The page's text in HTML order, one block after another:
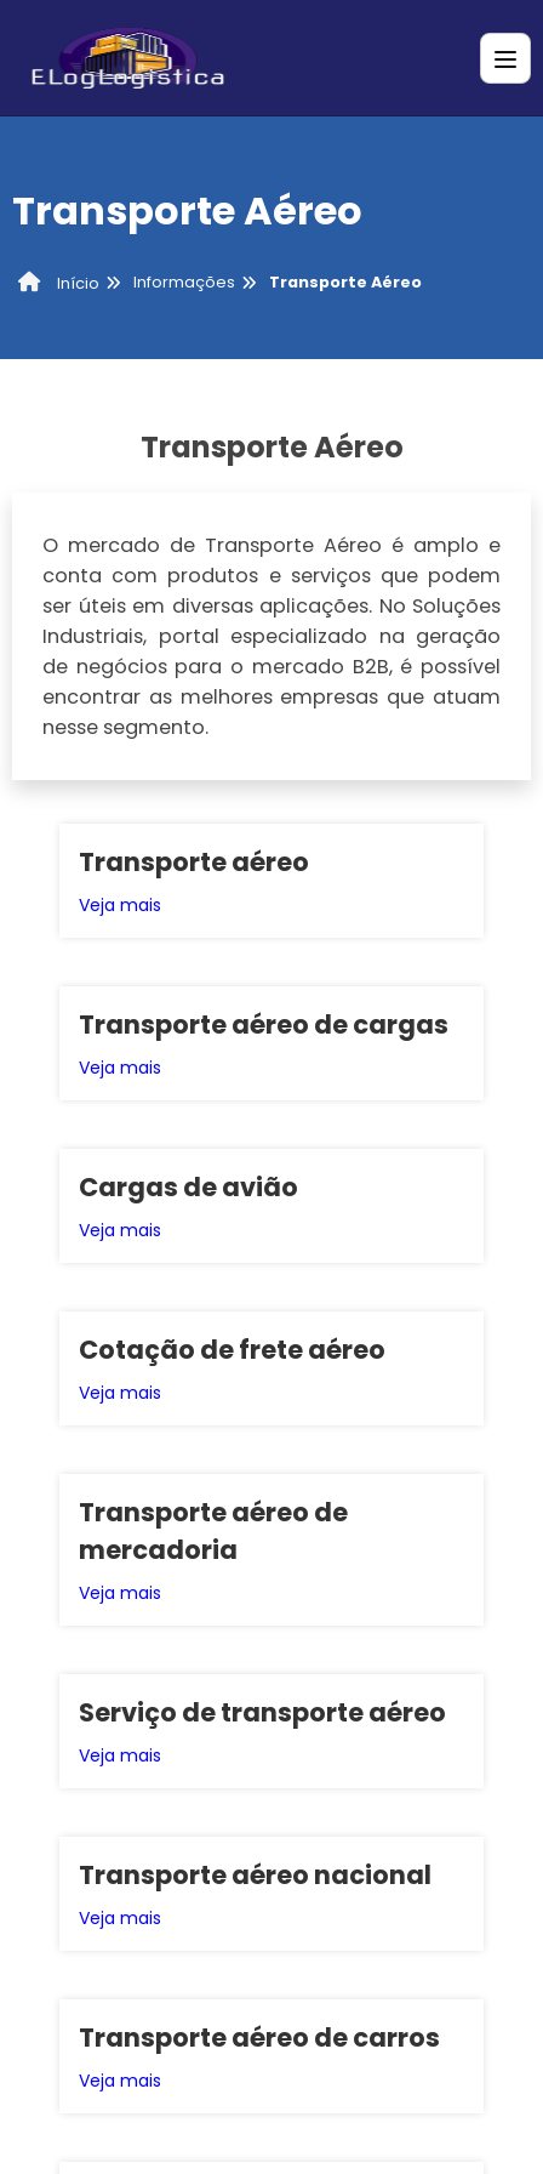
Transporte Aéreo
Início Informações Transporte Aéreo
Transporte Aéreo
O mercado de Transporte Aéreo é amplo e
conta com produtos e serviços que podem
ser úteis em diversas aplicações. No Soluções
Industriais, portal especializado na geração
de negócios para o mercado B2B, é possível
encontrar as melhores empresas que atuam
nesse segmento.
Transporte aéreo
Veja mais
Transporte aéreo de cargas
Veja mais
Cargas de avião
Veja mais
Cotação de frete aéreo
Veja mais
Transporte aéreo de
mercadoria
Veja mais
Serviço de transporte aéreo
Veja mais
Transporte aéreo nacional
Veja mais
Transporte aéreo de carros
Veja mais